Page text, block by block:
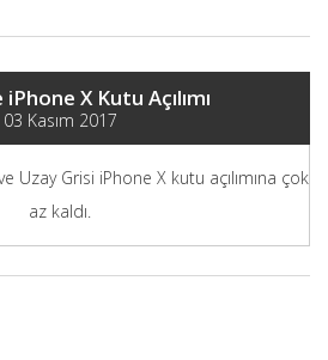
X Kutu Açılımı
03 Kasım 2017
Uzay Grisi iPhone X kutu açılımına çok
az kaldı.